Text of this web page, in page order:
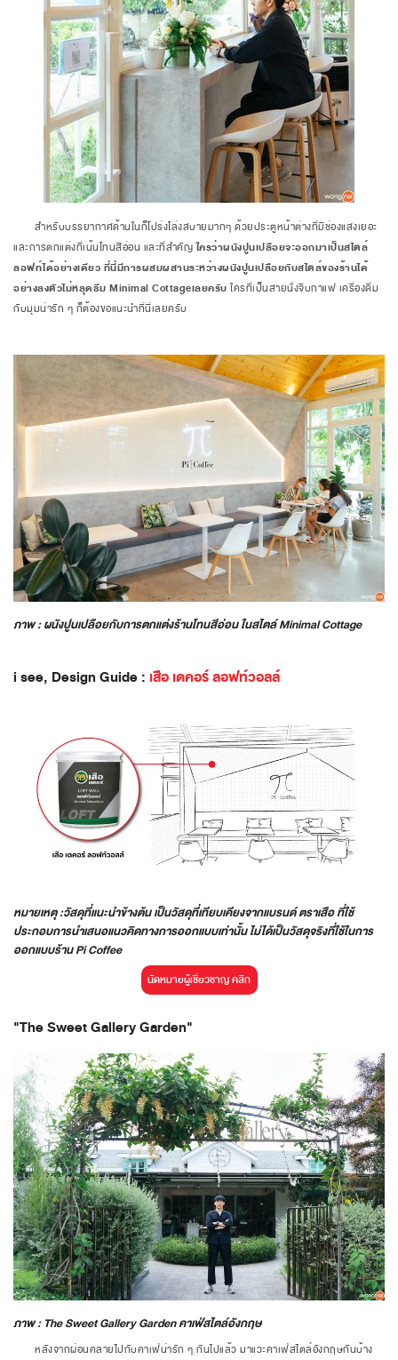
สำหรับบรรยากาศด้านในก็โปร่งโล่งสบายมากๆ ด้วยประตูหน้าต่างที่มีช่องแสงเยอะ
และการตกแต่งที่เน้นโทนสีอ่อน และที่สำคัญใครว่าผนังปูนเปลือยจะออกมาเป็นสไตล์
ลอฟท์ได้อย่างเดียว ที่นี่มีการผสมผสานระหว่างผนังปูนเปลือยกับสไตล์ของร้านได้
อย่างลงตัวไม่หลุดธีม Minimal Cottageเลยครับใครที่เป็นสายนั่งจิบกาแฟ เครื่องดื่ม
กับมุมน่ารัก ๆ ก็ต้องขอแนะนำที่นี่เลยครับ
ภาพ : ผนังปูนเปลือยกับการตกแต่งร้านโทนสีอ่อน ในสไตล์ Minimal Cottage
i see, Design Guide : เสือ เดคอร์ ลอฟท์วอลล์
หมายเหตุ :วัสดุที่แนะนำข้างต้น เป็นวัสดุที่เทียบเคียงจากแบรนด์ ตราเสือ ที่ใช้
ประกอบการนำเสนอแนวคิดทางการออกแบบเท่านั้น ไม่ได้เป็นวัสดุจริงที่ใช้ในการ
ออกแบบร้าน Pi Coffee
"The Sweet Gallery Garden"
ภาพ : The Sweet Gallery Garden คาเฟ่สไตล์อังกฤษ
หลังจากผ่อนคลายไปกับคาเฟ่น่ารัก ๆ กันไปแล้ว มาแวะคาเฟ่สไตล์อังกฤษกันบ้าง